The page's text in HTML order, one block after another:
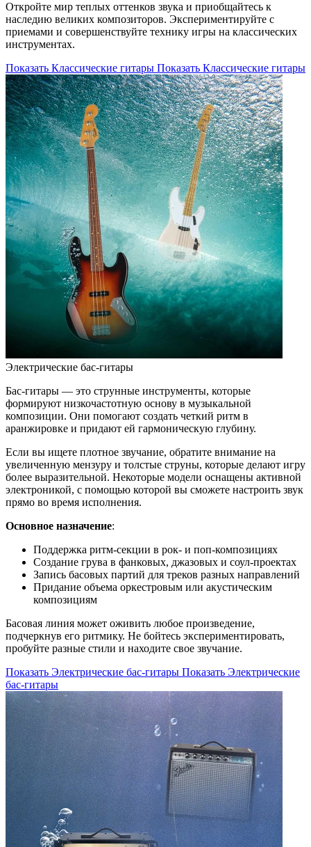
Откройте мир теплых оттенков звука и приобщайтесь к
наследию великих композиторов. Экспериментируйте с
приемами и совершенствуйте технику игры на классических
инструментах.
Показать Классические гитары Показать Классические гитары
Электрические бас-гитары
Бас-гитары — это струнные инструменты, которые
формируют низкочастотную основу в музыкальной
композиции. Они помогают создать четкий ритм в
аранжировке и придают ей гармоническую глубину.
Если вы ищете плотное звучание, обратите внимание на
увеличенную мензуру и толстые струны, которые делают игру
более выразительной. Некоторые модели оснащены активной
электроникой, с помощью которой вы сможете настроить звук
прямо во время исполнения.
Основное назначение:
Поддержка ритм-секции в рок- и поп-композициях
Создание грува в фанковых, джазовых и соул-проектах
Запись басовых партий для треков разных направлений
Придание объема оркестровым или акустическим
композициям
Басовая линия может оживить любое произведение,
подчеркнув его ритмику. Не бойтесь экспериментировать,
пробуйте разные стили и находите свое звучание.
Показать Электрические бас-гитары Показать Электрические
бас-гитары